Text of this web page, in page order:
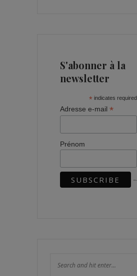
S'abonner à la
newsletter
* indicates required
Adresse e-mail *
Prénom